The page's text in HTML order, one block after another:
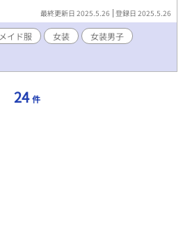
最終更新日 2025.5.26 登録日 2025.5.26
メイド服 女装
女装男子
24 件